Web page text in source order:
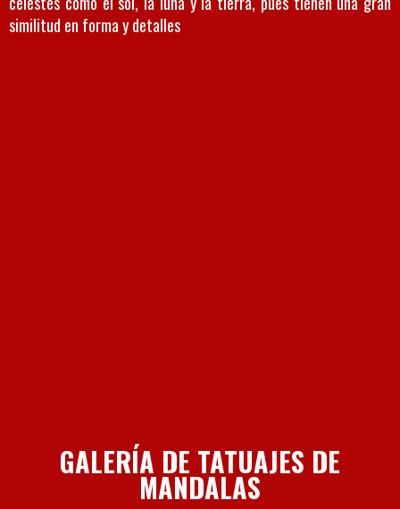
similitud en forma y detalles
GALERÍA DE TATUAJES DE
MANDALAS